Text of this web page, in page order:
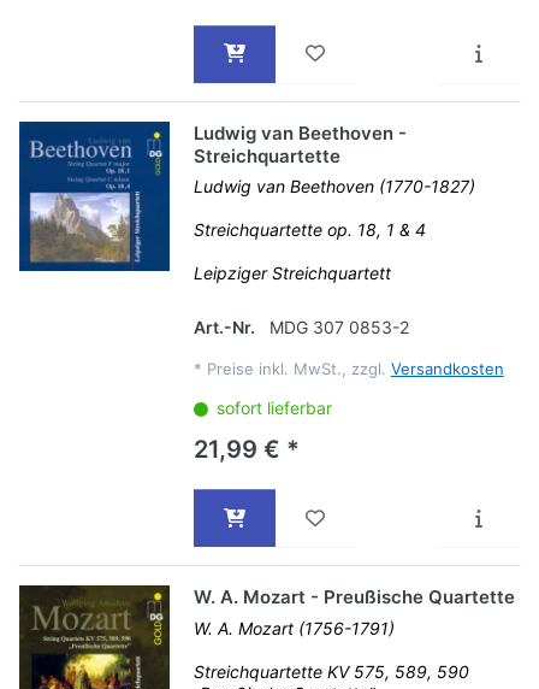
Ludwig van Beethoven -
Streichquartette
Ludwig van Beethoven (1770-1827)
Streichquartette op. 18, 1 & 4
Leipziger Streichquartett
Art.-Nr. MDG 307 0853-2
* Preise inkl. MwSt., zzgl. Versandkosten
sofort lieferbar
21,99 € *
W. A. Mozart - Preußische Quartette
W. A. Mozart (1756-1791)
Streichquartette KV 575, 589, 590